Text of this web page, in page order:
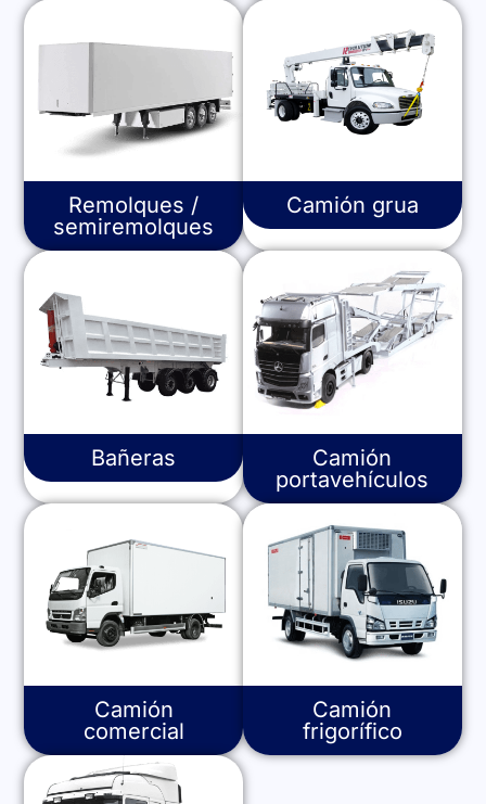
Remolques /
semiremolques
Camión grua
Bañeras
Camión
portavehículos
Camión
comercial
Camión
frigorífico